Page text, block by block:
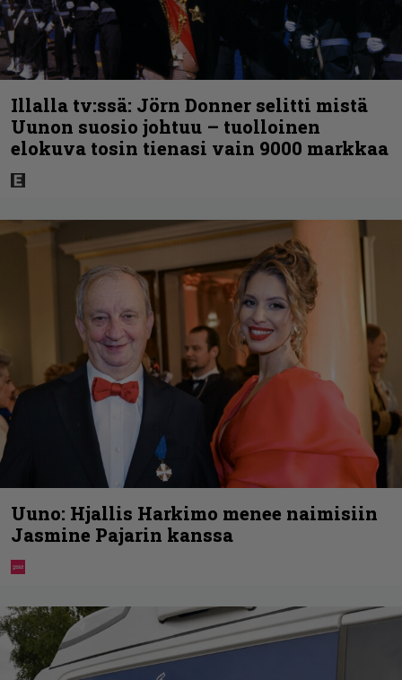
Illalla tv:ssä: Jörn Donner selitti mistä
Uunon suosio johtuu – tuolloinen
elokuva tosin tienasi vain 9000 markkaa
Uuno: Hjallis Harkimo menee naimisiin
Jasmine Pajarin kanssa